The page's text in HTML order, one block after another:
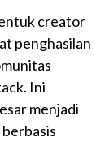
creator
penghasilan
Ini
menjadi